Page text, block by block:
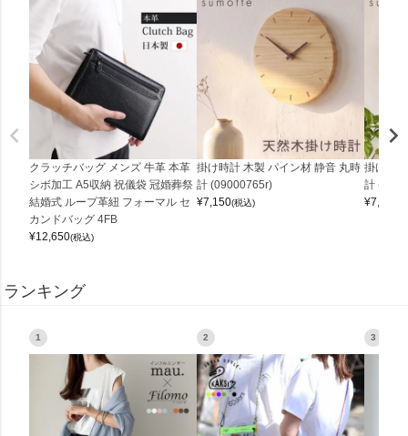
クラッチバッグ メンズ 牛革 本革
シボ加工 A5収納 祝儀袋 冠婚葬祭
結婚式 ループ革紐 フォーマル セ
カンドバッグ 4FB
¥12,650(税込)
掛け時計 木製 パイン材 静音 丸時
計 (09000765r)
¥7,150(税込)
掛け時
計
¥7,150
ランキング
1 2 3